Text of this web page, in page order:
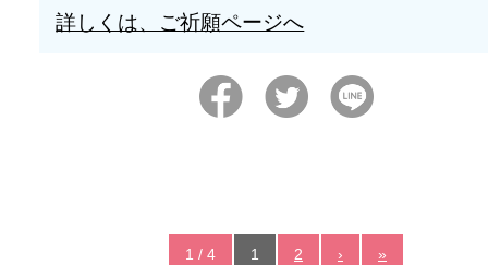
詳しくは、ご祈願ページへ
1 / 4 1 2 › »